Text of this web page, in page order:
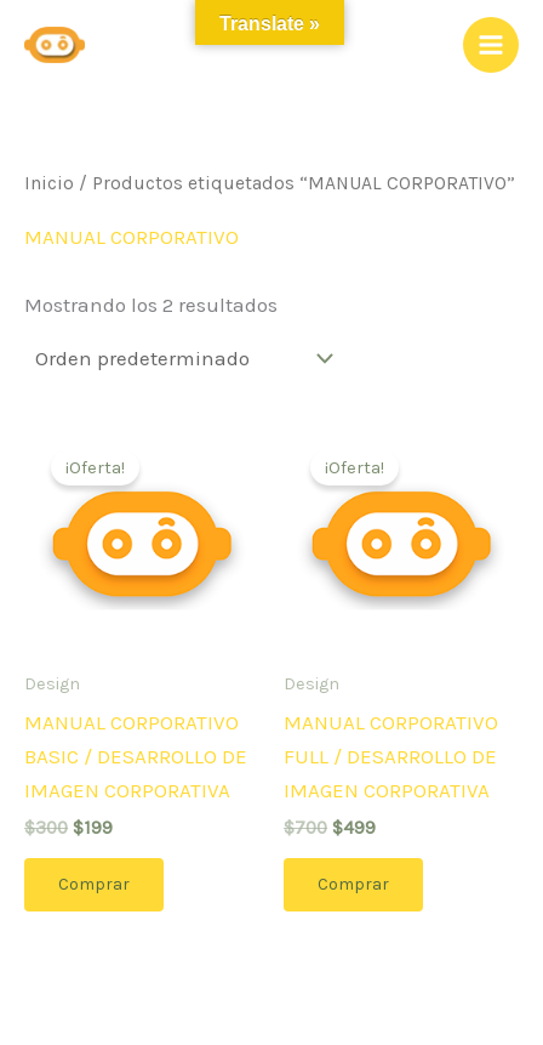
Inicio / Productos etiquetados “MANUAL CORPORATIVO”
MANUAL CORPORATIVO
Mostrando los 2 resultados
¡Oferta!
Design
MANUAL CORPORATIVO
BASIC / DESARROLLO DE
IMAGEN CORPORATIVA
$300
original
era:
$300.
$199
actual
$199.
Comprar
¡Oferta!
Design
MANUAL CORPORATIVO
FULL / DESARROLLO DE
IMAGEN CORPORATIVA
$700
original
era:
$700.
$499
actual
$499.
Comprar
Translate »